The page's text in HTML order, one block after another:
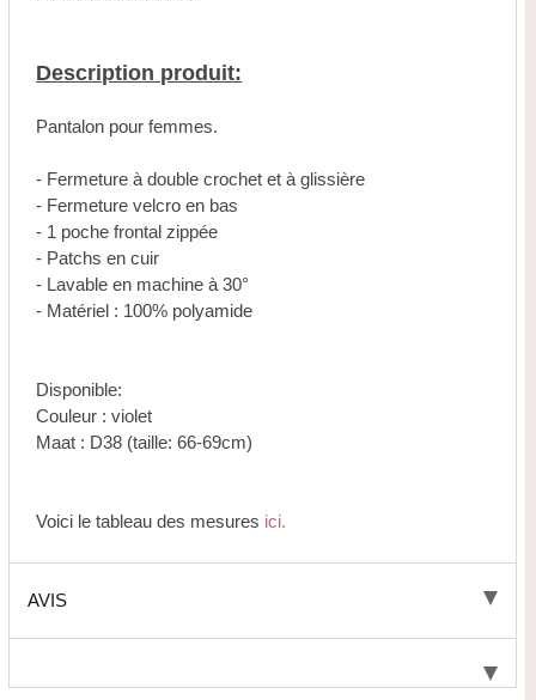
Description produit:
Pantalon pour femmes.
- Fermeture à double crochet et à glissière
- Fermeture velcro en bas
- 1 poche frontal zippée
- Patchs en cuir
- Lavable en machine à 30°
- Matériel : 100% polyamide
Disponible:
Couleur : violet
Maat : D38 (taille: 66-69cm)
Voici le tableau des mesures ici.
AVIS